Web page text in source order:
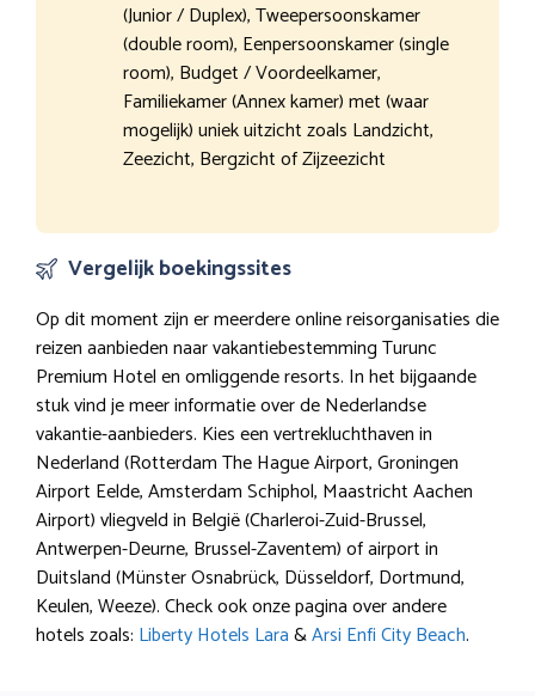
(Junior / Duplex), Tweepersoonskamer
(double room), Eenpersoonskamer (single
room), Budget / Voordeelkamer,
Familiekamer (Annex kamer) met (waar
mogelijk) uniek uitzicht zoals Landzicht,
Zeezicht, Bergzicht of Zijzeezicht
Vergelijk boekingssites
Op dit moment zijn er meerdere online reisorganisaties die
reizen aanbieden naar vakantiebestemming Turunc
Premium Hotel en omliggende resorts. In het bijgaande
stuk vind je meer informatie over de Nederlandse
vakantie-aanbieders. Kies een vertrekluchthaven in
Nederland (Rotterdam The Hague Airport, Groningen
Airport Eelde, Amsterdam Schiphol, Maastricht Aachen
Airport) vliegveld in België (Charleroi-Zuid-Brussel,
Antwerpen-Deurne, Brussel-Zaventem) of airport in
Duitsland (Münster Osnabrück, Düsseldorf, Dortmund,
Keulen, Weeze). Check ook onze pagina over andere
hotels zoals: Liberty Hotels Lara&Arsi Enfi City Beach.